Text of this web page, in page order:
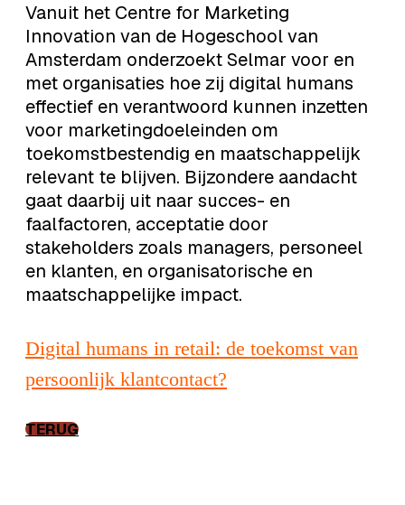
Vanuit het Centre for Marketing
Innovation van de Hogeschool van
Amsterdam onderzoekt Selmar voor en
met organisaties hoe zij digital humans
effectief en verantwoord kunnen inzetten
voor marketingdoeleinden om
toekomstbestendig en maatschappelijk
relevant te blijven. Bijzondere aandacht
gaat daarbij uit naar succes- en
faalfactoren, acceptatie door
stakeholders zoals managers, personeel
en klanten, en organisatorische en
maatschappelijke impact.
Digital humans in retail: de toekomst van
persoonlijk klantcontact?
TERUG